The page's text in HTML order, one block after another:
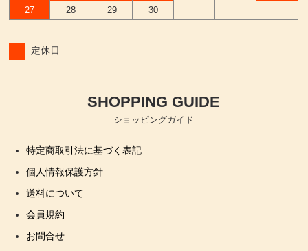
27
28 29 30
定休日
SHOPPING GUIDE
ショッピングガイド
特定商取引法に基づく表記
個人情報保護方針
送料について
会員規約
お問合せ